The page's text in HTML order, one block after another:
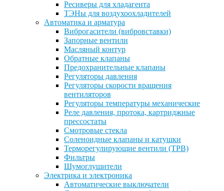
Ресиверы для хладагента
ТЭНы для воздухоохладителей
Автоматика и арматура
Виброгасители (вибровставки)
Запорные вентили
Масляный контур
Обратные клапаны
Предохранительные клапаны
Регуляторы давления
Регуляторы скорости вращения
вентиляторов
Регуляторы температуры механические
Реле давления, протока, картриджные
прессостаты
Смотровые стекла
Соленоидные клапаны и катушки
Терморегулирующие вентили (ТРВ)
Фильтры
Шумоглушители
Электрика и электроника
Автоматические выключатели